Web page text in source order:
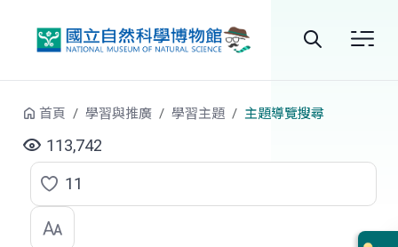
站
尋
首頁 學習與推廣 學習主題 主題導覽搜尋
113,742
點
選
11